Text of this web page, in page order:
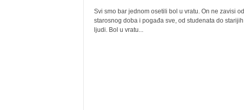
Svi smo bar jednom osetili bol u vratu. On ne zavisi od
starosnog doba i pogađa sve, od studenata do starijih
ljudi. Bol u vratu...